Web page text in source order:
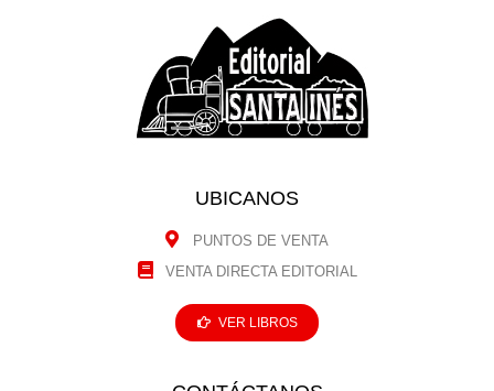
UBICANOS
PUNTOS DE VENTA
VENTA DIRECTA EDITORIAL
VER LIBROS